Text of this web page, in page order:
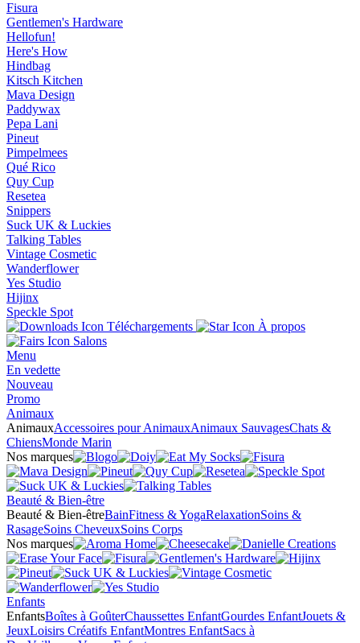
Fisura
Gentlemen's Hardware
Hellofun!
Here's How
Hindbag
Kitsch Kitchen
Mava Design
Paddywax
Pepa Lani
Pineut
Pimpelmees
Qué Rico
Quy Cup
Resetea
Snippers
Suck UK & Luckies
Talking Tables
Vintage Cosmetic
Wanderflower
Yes Studio
Hijinx
Speckle Spot
Téléchargements
À propos
Salons
Menu
En vedette
Nouveau
Promo
Animaux
AnimauxAccessoires pour AnimauxAnimaux SauvagesChats &
ChiensMonde Marin
Nos marques
Beauté & Bien-être
Beauté & Bien-êtreBainFitness & YogaRelaxationSoins &
RasageSoins CheveuxSoins Corps
Nos marques
Enfants
EnfantsBoîtes à GoûterChaussettes EnfantGourdes EnfantJouets &
JeuxLoisirs Créatifs EnfantMontres EnfantSacs à